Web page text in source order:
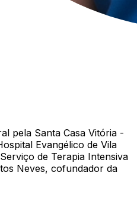
pela Santa Casa Vitória -
Evangélico de Vila
de Terapia Intensiva
Neves, cofundador da